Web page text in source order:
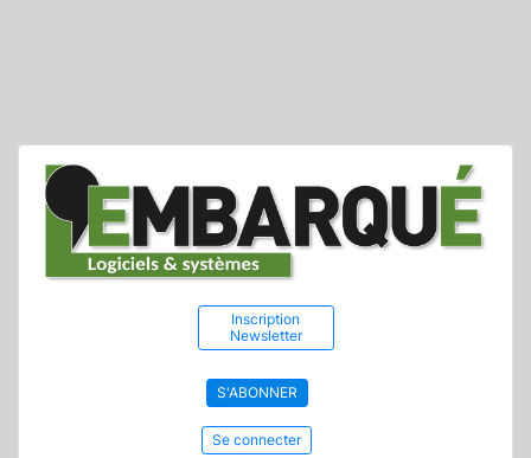
Inscription
Newsletter
S'ABONNER
Se connecter